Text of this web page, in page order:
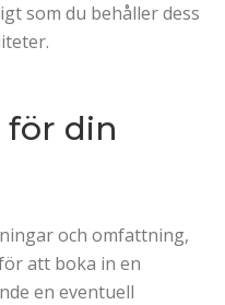
som du behåller dess
för din
och omfattning,
att boka in en
en eventuell